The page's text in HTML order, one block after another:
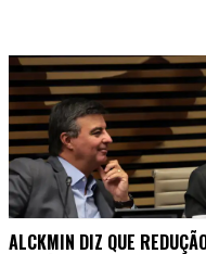
ALCKMIN DIZ QUE